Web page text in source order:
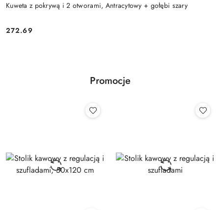
Kuweta z pokrywą i 2 otworami, Antracytowy + gołębi szary
Cena:
272.69
Promocje